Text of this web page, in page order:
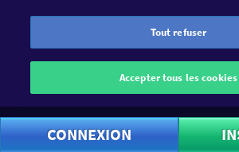
CONNEXION
GameTwist est un casino convivial. Les
fins de divertissement et rien d'autre.
jouer qu'avec la monnaie virtuelle «
toujours être au cœur de ton jeu.
possibilité de convertir les Twists
Tout refuser
Accepter tous les cookies